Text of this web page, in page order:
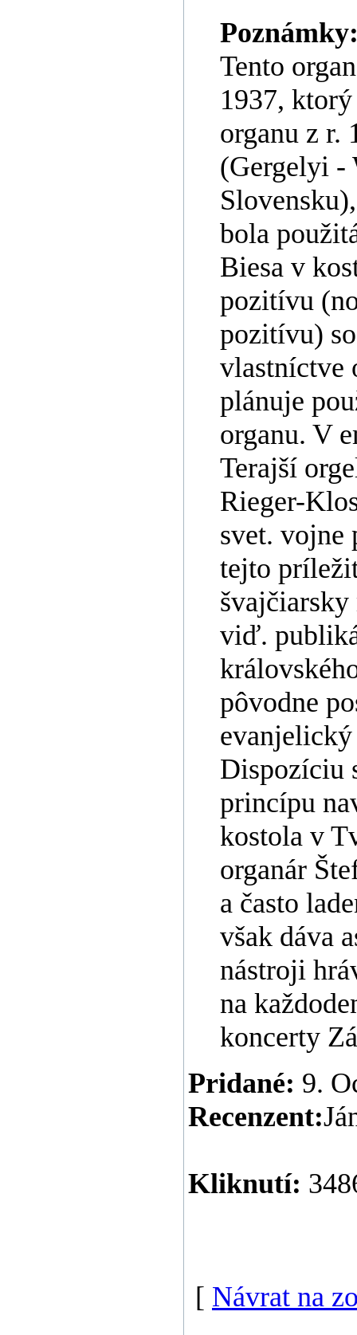
Tento
1937,
organu z r.
(Gergelyi -
bola
Biesa v
pozitívu
pozitívu)
vlastníctve
plánuje
organu. V
Terajší
Rieger-
svet. vojne
tejto
švajčiarsky
viď.
pôvodne
Dispozíciu
princípu
kostola v
organár
a často
však dáva
nástroji
na
koncerty
Pridané: 9.
Recenzent:
Kliknutí:
[ Návrat na